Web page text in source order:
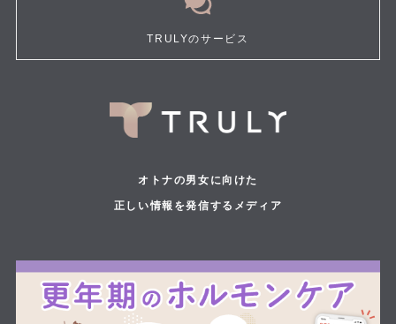
TRULYのサービス
オトナの男女に向けた
正しい情報を発信するメディア